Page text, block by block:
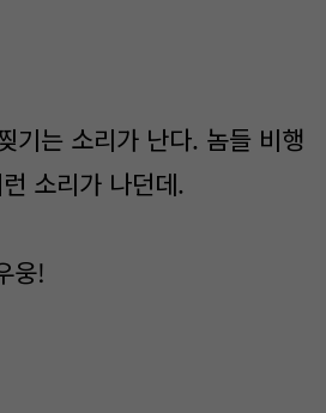
기는 소리가 난다. 놈들 비행
소리가 나던데.
웅!